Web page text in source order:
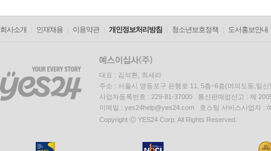
회사소개 인재채용 이용약관 개인정보처리방침 청소년보호정책 도서홍보안내
대표 : 김석환, 최세라
주소 : 서울시 영등포구 은행로 11, 5층~6층(여의도동,일신
사업자등록번호 : 229-81-37000 통신판매업신고 : 제
이메일 : yes24help@yes24.com 호스팅 서비스사업자 :
Copyright ⓒ YES24 Corp. All Rights Reserved.